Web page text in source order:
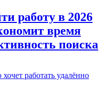
работу в 2026
время
поиска